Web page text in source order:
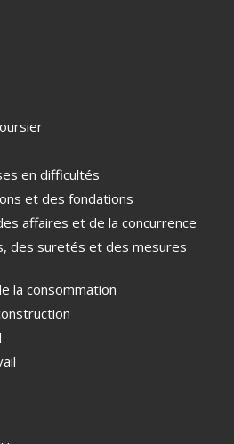
en difficultés
et des fondations
affaires et de la concurrence
des suretés et des mesures
la consommation